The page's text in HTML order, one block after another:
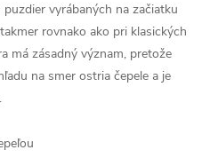
vyrábaných na začiatku
rovnako ako pri klasických
má zásadný význam, pretože
na smer ostria čepele a je